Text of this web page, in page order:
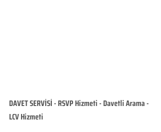
DAVET SERVİSİ - RSVP Hizmeti - Davetli Arama -
LCV Hizmeti